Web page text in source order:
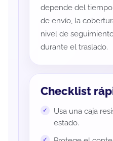
depende del
de envío, la
nivel de
durante el traslado.
Checklist
Usa una caja
estado.